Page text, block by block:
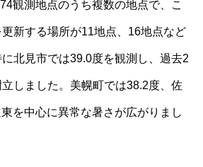
観測地点のうち複数の地点で、こ
新する場所が11地点、16地点など
北見市では39.0度を観測し、過去2
しました。美幌町では38.2度、佐
を中心に異常な暑さが広がりまし